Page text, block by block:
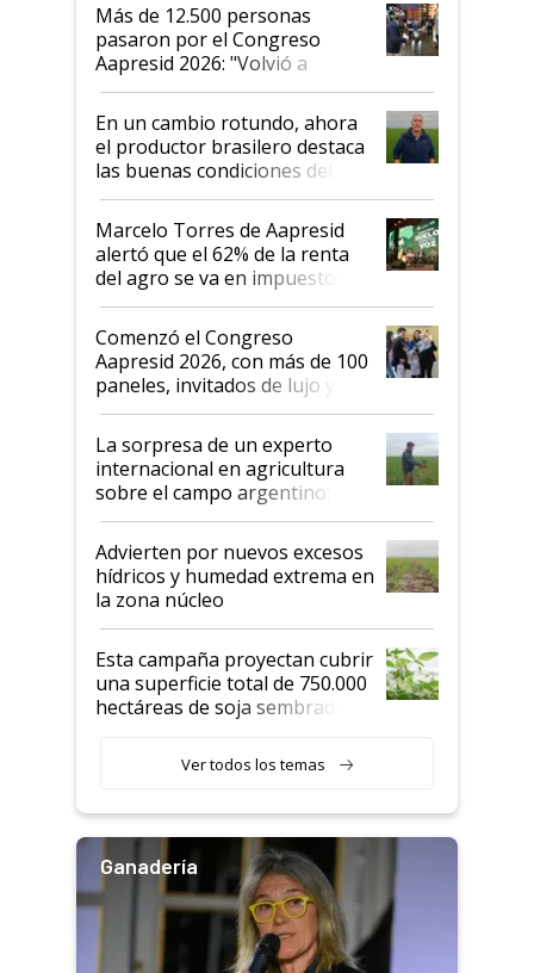
Más de 12.500 personas
pasaron por el Congreso
Aapresid 2026: "Volvió a
demostrar que hablar del
suelo es hablar de todo el
sistema productivo"
En un cambio rotundo, ahora
el productor brasilero destaca
las buenas condiciones del
agro argentino para invertir:
"Los veo más motivados"
Marcelo Torres de Aapresid
alertó que el 62% de la renta
del agro se va en impuestos:
"No es bueno que en
Argentina se sigan discutiendo
las mismas cosas de hace 50
años"
Comenzó el Congreso
Aapresid 2026, con más de 100
paneles, invitados de lujo y
todas las tendencias
La sorpresa de un experto
internacional en agricultura
sobre el campo argentino:
"Estoy muy impresionado"
Advierten por nuevos excesos
hídricos y humedad extrema en
la zona núcleo
Esta campaña proyectan cubrir
una superficie total de 750.000
hectáreas de soja sembradas
variedades que marcan un
salto tecnológico en genética y
Ver todos los temas
Ganadería